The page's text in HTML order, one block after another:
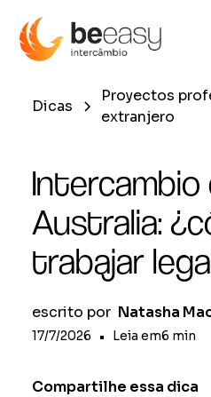
Dicas
Proyectos
extranjero
Intercambio
Australia:
trabajar
escrito por Natasha
17/7/2026 • Leia em6 min
Compartilhe essa dica